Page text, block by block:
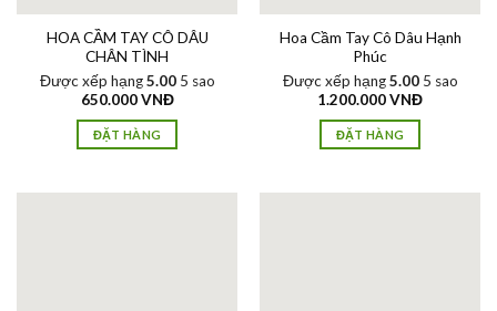
HOA CẦM TAY CÔ DÂU
CHÂN TÌNH
Được xếp hạng5.005 sao
650.000VNĐ
ĐẶT HÀNG
Hoa Cầm Tay Cô Dâu Hạnh
Phúc
Được xếp hạng5.005 sao
1.200.000VNĐ
ĐẶT HÀNG